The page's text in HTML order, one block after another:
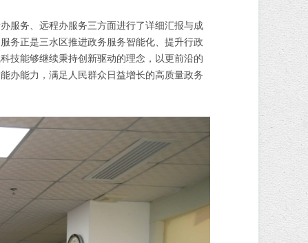
服务、远程办服务三方面进行了详细汇报与成
务正是三水区推进政务服务智能化、提升行政
技能够继续秉持创新驱动的理念，以更前沿的
办能力，满足人民群众日益增长的高质量政务